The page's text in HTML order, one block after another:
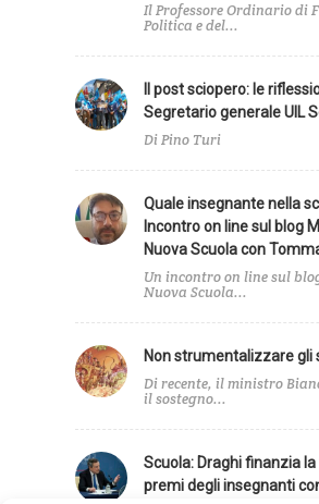
Il Professore Ordinario di
Politica e del...
Il post sciopero: le
Segretario generale UIL
Di Pino Turi
Quale insegnante nella
Incontro on line sul blog
Nuova Scuola con
Un incontro on line sul
Nuova Scuola...
Non strumentalizzare gli
Di recente, il ministro
il sostegno...
Scuola: Draghi finanzia
premi degli insegnanti